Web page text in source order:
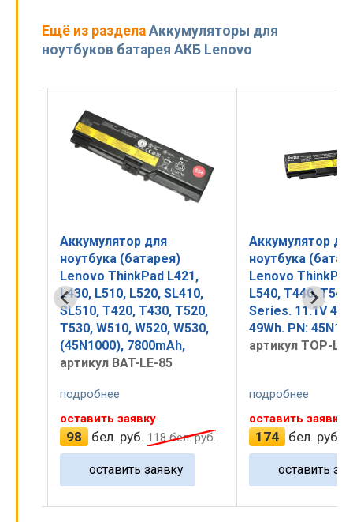
Ещё из раздела Аккумуляторы для
ноутбуков батарея АКБ Lenovo
Аккумулятор для
ноутбука (батарея)
Lenovo ThinkPad L421,
L430, L510, L520, SL410,
SL510, T420, T430, T520,
T530, W510, W520, W530,
(45N1000), 7800mAh,
артикул BAT-LE-85
подробнее
оставить заявку
98 бел. руб. 118бел. руб.
оставить заявку
Аккумулятор
ноутбука
Lenovo
L540, T440,
Series. 11.1V
49Wh. PN:
артикул TOP-
подробнее
оставить заявку
174 бел. руб.
оставить